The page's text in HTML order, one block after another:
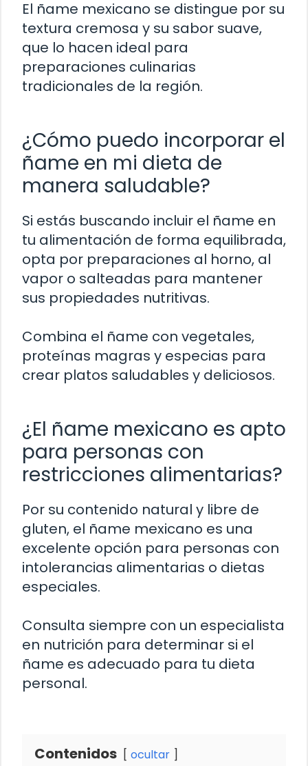
El ñame mexicano se distingue por su
textura cremosa y su sabor suave,
que lo hacen ideal para
preparaciones culinarias
tradicionales de la región.
¿Cómo puedo incorporar el
ñame en mi dieta de
manera saludable?
Si estás buscando incluir el ñame en
tu alimentación de forma equilibrada,
opta por preparaciones al horno, al
vapor o salteadas para mantener
sus propiedades nutritivas.
Combina el ñame con vegetales,
proteínas magras y especias para
crear platos saludables y deliciosos.
¿El ñame mexicano es apto
para personas con
restricciones alimentarias?
Por su contenido natural y libre de
gluten, el ñame mexicano es una
excelente opción para personas con
intolerancias alimentarias o dietas
especiales.
Consulta siempre con un especialista
en nutrición para determinar si el
ñame es adecuado para tu dieta
personal.
Contenidos ocultar